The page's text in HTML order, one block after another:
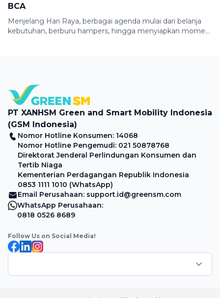
BCA
Menjelang Hari Raya, berbagai agenda mulai dari belanja
kebutuhan, berburu hampers, hingga menyiapkan momen
BCA Credit Card Mastercard Globe dan BCA Credit […]
PT XANHSM Green and Smart Mobility Indonesia
(GSM Indonesia)
Nomor Hotline Konsumen: 14068
Nomor Hotline Pengemudi: 021 50878768
Direktorat Jenderal Perlindungan Konsumen dan
Tertib Niaga
Kementerian Perdagangan Republik Indonesia
0853 1111 1010 (WhatsApp)
Email Perusahaan: support.id@greensm.com
WhatsApp Perusahaan:
0818 0526 8689
Follow Us on Social Media!